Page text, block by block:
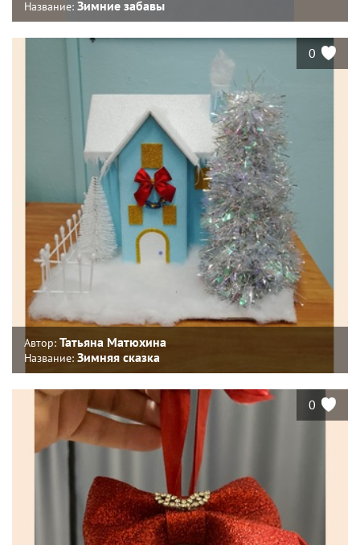
Название: Зимние забавы
0
Автор: Татьяна Матюхина
Название: Зимняя сказка
0